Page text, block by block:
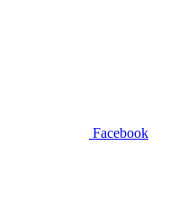
Facebook